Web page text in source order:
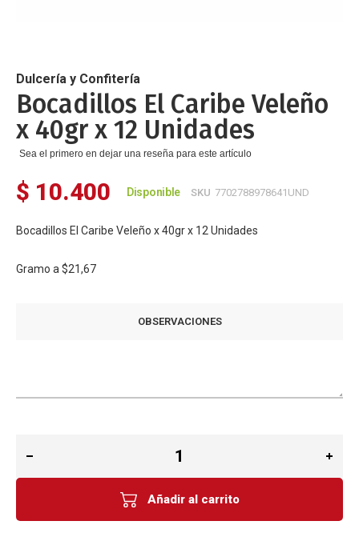
de
la
galería
de
imágenes
Dulcería y Confitería
Bocadillos El Caribe Veleño
x 40gr x 12 Unidades
Sea el primero en dejar una reseña para este artículo
$ 10.400 Disponible SKU 7702788978641UND
Bocadillos El Caribe Veleño x 40gr x 12 Unidades
Gramo a $21,67
OBSERVACIONES
Añadir al carrito